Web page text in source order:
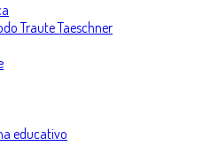
Traute Taeschner
educativo